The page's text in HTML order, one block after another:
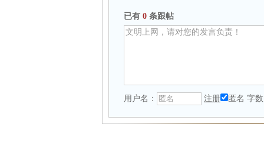
已有 0 条跟帖
用户名： 注册 匿名 字